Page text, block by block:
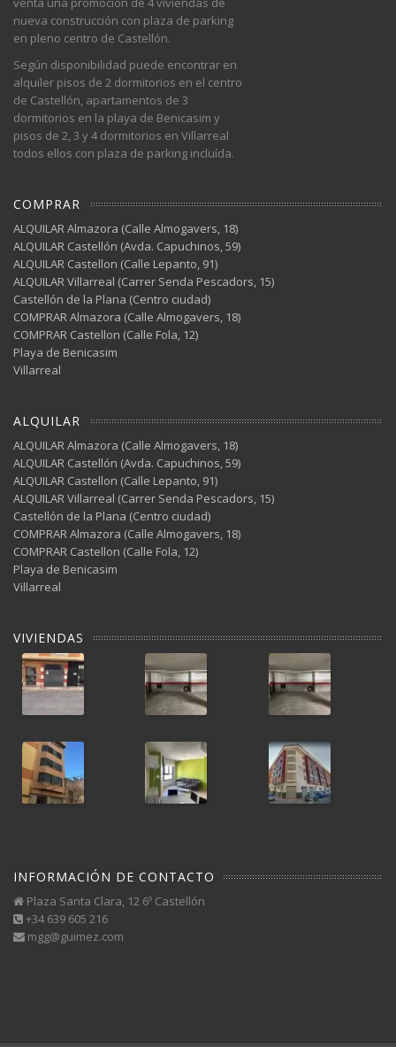
nueva construcción con plaza de parking
en pleno centro de Castellón.
Según disponibilidad puede encontrar en
alquiler pisos de 2 dormitorios en el centro
de Castellón, apartamentos de 3
dormitorios en la playa de Benicasim y
pisos de 2, 3 y 4 dormitorios en Villarreal
todos ellos con plaza de parking incluída.
COMPRAR
ALQUILAR Almazora (Calle Almogavers, 18)
ALQUILAR Castellón (Avda. Capuchinos, 59)
ALQUILAR Castellon (Calle Lepanto, 91)
ALQUILAR Villarreal (Carrer Senda Pescadors, 15)
Castellón de la Plana (Centro ciudad)
COMPRAR Almazora (Calle Almogavers, 18)
COMPRAR Castellon (Calle Fola, 12)
Playa de Benicasim
Villarreal
ALQUILAR
ALQUILAR Almazora (Calle Almogavers, 18)
ALQUILAR Castellón (Avda. Capuchinos, 59)
ALQUILAR Castellon (Calle Lepanto, 91)
ALQUILAR Villarreal (Carrer Senda Pescadors, 15)
Castellón de la Plana (Centro ciudad)
COMPRAR Almazora (Calle Almogavers, 18)
COMPRAR Castellon (Calle Fola, 12)
Playa de Benicasim
Villarreal
VIVIENDAS
INFORMACIÓN DE CONTACTO
Plaza Santa Clara, 12 6º Castellón
+34 639 605 216
mgg@guimez.com